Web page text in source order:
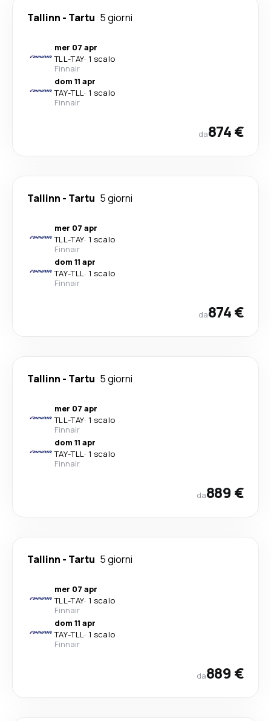
Tallinn - Tartu 5 giorni
mer 07 apr
TLL-TAY· 1 scalo
Finnair
dom 11 apr
TAY-TLL· 1 scalo
Finnair
da874 €
Tallinn - Tartu 5 giorni
mer 07 apr
TLL-TAY· 1 scalo
Finnair
dom 11 apr
TAY-TLL· 1 scalo
Finnair
da874 €
Tallinn - Tartu 5 giorni
mer 07 apr
TLL-TAY· 1 scalo
Finnair
dom 11 apr
TAY-TLL· 1 scalo
Finnair
da889 €
Tallinn - Tartu 5 giorni
mer 07 apr
TLL-TAY· 1 scalo
Finnair
dom 11 apr
TAY-TLL· 1 scalo
Finnair
da889 €